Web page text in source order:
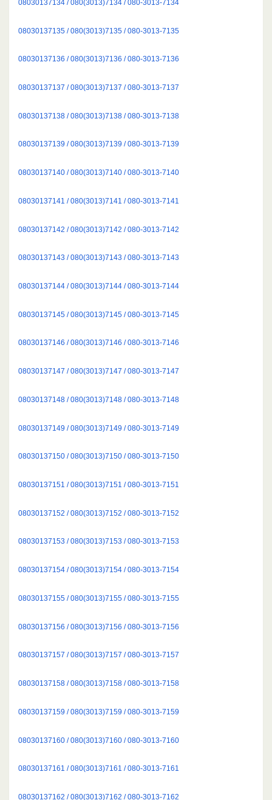
08030137134 / 080(3013)7134 / 080-3013-7134
08030137135 / 080(3013)7135 / 080-3013-7135
08030137136 / 080(3013)7136 / 080-3013-7136
08030137137 / 080(3013)7137 / 080-3013-7137
08030137138 / 080(3013)7138 / 080-3013-7138
08030137139 / 080(3013)7139 / 080-3013-7139
08030137140 / 080(3013)7140 / 080-3013-7140
08030137141 / 080(3013)7141 / 080-3013-7141
08030137142 / 080(3013)7142 / 080-3013-7142
08030137143 / 080(3013)7143 / 080-3013-7143
08030137144 / 080(3013)7144 / 080-3013-7144
08030137145 / 080(3013)7145 / 080-3013-7145
08030137146 / 080(3013)7146 / 080-3013-7146
08030137147 / 080(3013)7147 / 080-3013-7147
08030137148 / 080(3013)7148 / 080-3013-7148
08030137149 / 080(3013)7149 / 080-3013-7149
08030137150 / 080(3013)7150 / 080-3013-7150
08030137151 / 080(3013)7151 / 080-3013-7151
08030137152 / 080(3013)7152 / 080-3013-7152
08030137153 / 080(3013)7153 / 080-3013-7153
08030137154 / 080(3013)7154 / 080-3013-7154
08030137155 / 080(3013)7155 / 080-3013-7155
08030137156 / 080(3013)7156 / 080-3013-7156
08030137157 / 080(3013)7157 / 080-3013-7157
08030137158 / 080(3013)7158 / 080-3013-7158
08030137159 / 080(3013)7159 / 080-3013-7159
08030137160 / 080(3013)7160 / 080-3013-7160
08030137161 / 080(3013)7161 / 080-3013-7161
08030137162 / 080(3013)7162 / 080-3013-7162